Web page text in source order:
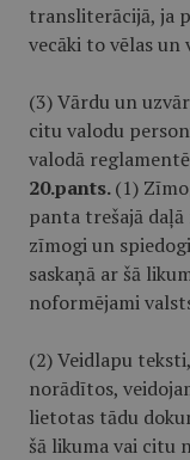
transliterācijā, ja
vecāki to vēlas
(3) Vārdu un
citu valodu
valodā
20.pants.(1)
panta trešajā
zīmogi un
saskaņā ar šā
noformējami
(2) Veidlapu
norādītos,
lietotas tādu
šā likuma vai citu